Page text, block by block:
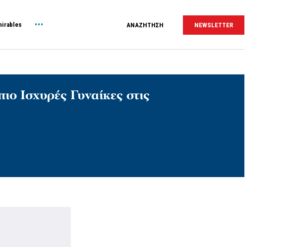
ΑΝΑΖΗΤΗΣΗ NEWSLETTER
Ισχυρές Γυναίκες στις